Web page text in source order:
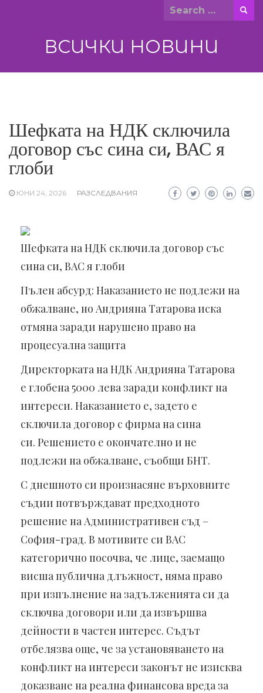
Search
ВСИЧКИ НОВИНИ
Шефката на НДК сключила
договор със сина си, ВАС я
глоби
ЮНИ 24, 2026 РАЗСЛЕДВАНИЯ
Шефката на НДК сключила договор със
сина си, ВАС я глоби
Пълен абсурд: Наказанието не подлежи на
обжалване, но Андрияна Татарова иска
отмяна заради нарушено право на
процесуална защита
Директорката на НДК Андрияна Татарова
е глобена 5000 лева заради конфликт на
интереси. Наказанието е, задето е
сключила договор с фирма на сина
си. Решението е окончателно и не
подлежи на обжалване, съобщи БНТ.
С днешното си произнасяне върховните
съдии потвърждават предходното
решение на Административен съд –
София-град. В мотивите си ВАС
категорично посочва, че лице, заемащо
висша публична длъжност, няма право
при изпълнение на задълженията си да
сключва договори или да извършва
дейности в частен интерес. Съдът
отбелязва още, че за установяването на
конфликт на интереси законът не изисква
доказване на реална финансова вреда за